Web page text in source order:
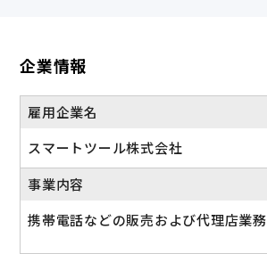
企業情報
雇用企業名
スマートツール株式会社
事業内容
携帯電話などの販売および代理店業務